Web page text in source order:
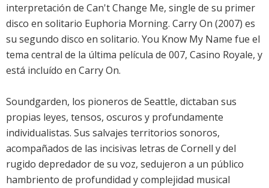
interpretación de Can't Change Me, single de su primer
disco en solitario Euphoria Morning. Carry On (2007) es
su segundo disco en solitario. You Know My Name fue el
tema central de la última película de 007, Casino Royale, y
está incluído en Carry On.
Soundgarden, los pioneros de Seattle, dictaban sus
propias leyes, tensos, oscuros y profundamente
individualistas. Sus salvajes territorios sonoros,
acompañados de las incisivas letras de Cornell y del
rugido depredador de su voz, sedujeron a un público
hambriento de profundidad y complejidad musical